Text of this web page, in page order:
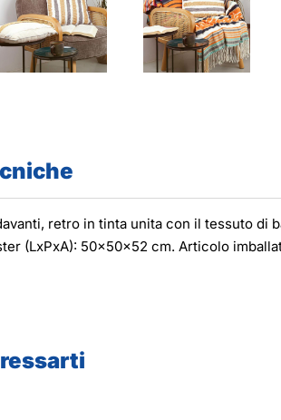
retro in tinta unita con il tessuto
(LxPxA): 50x50x52 cm. Articolo